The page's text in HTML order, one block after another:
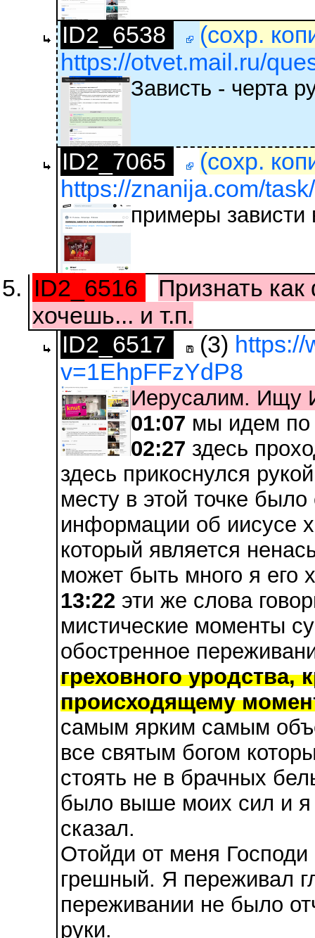
ID2_6538
(сохр.
https://otvet.mail.ru/
Зависть - черта
ID2_7065
(сохр.
https://znanija.com/
примеры зависти
ID2_6516
Признать как
хочешь... и т.п.
ID2_6517
(3) https://
v=1EhpFFzYdP8
Иерусалим. Ищу
01:07 мы идем по
02:27 здесь
здесь прикоснулся
месту в этой точке
информации об иисусе
который является
может быть много я его
13:22 эти же слова
мистические моменты
обостренное
греховного уродства,
происходящему
самым ярким самым
все святым богом
стоять не в брачных
было выше моих сил и я
сказал.
Отойди от меня
грешный. Я переживал
переживании не было
руки.